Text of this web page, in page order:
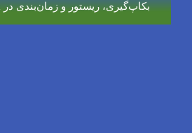
بکاپ‌گیری، ریستور و زمان‌بندی در Plesk